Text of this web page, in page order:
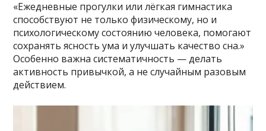
«Ежедневные прогулки или лёгкая гимнастика
способствуют не только физическому, но и
психологическому состоянию человека, помогают
сохранять ясность ума и улучшать качество сна.»
Особенно важна систематичность — делать
активность привычкой, а не случайным разовым
действием.